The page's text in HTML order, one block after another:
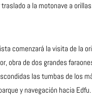
a la motonave a
comenzará la visita de la
obra de dos grandes
las tumbas de los
y navegación hacia